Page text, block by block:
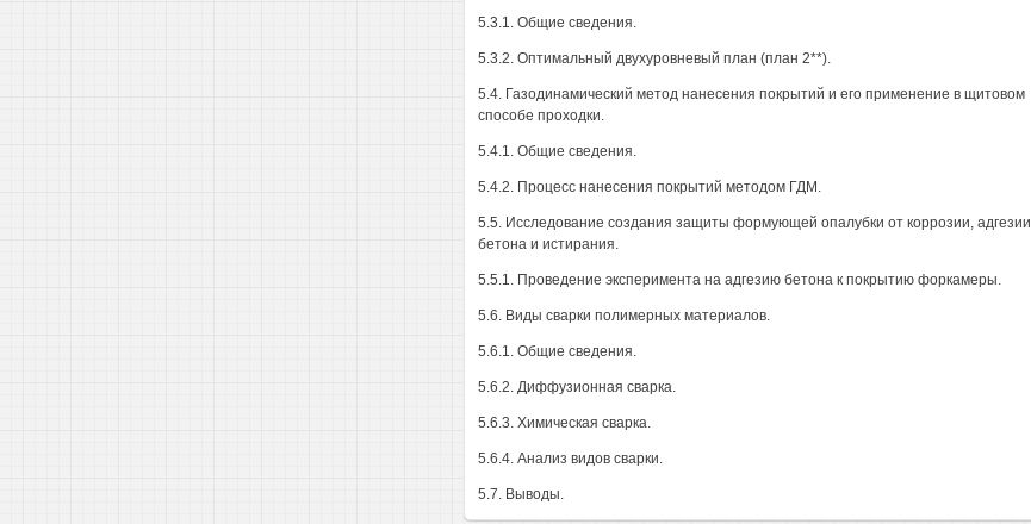
5.3.1. Общие сведения.
5.3.2. Оптимальный двухуровневый план (план 2**).
5.4. Газодинамический метод нанесения покрытий и его применение в щитовом
способе проходки.
5.4.1. Общие сведения.
5.4.2. Процесс нанесения покрытий методом ГДМ.
5.5. Исследование создания защиты формующей опалубки от коррозии, адгезии
бетона и истирания.
5.5.1. Проведение эксперимента на адгезию бетона к покрытию форкамеры.
5.6. Виды сварки полимерных материалов.
5.6.1. Общие сведения.
5.6.2. Диффузионная сварка.
5.6.3. Химическая сварка.
5.6.4. Анализ видов сварки.
5.7. Выводы.